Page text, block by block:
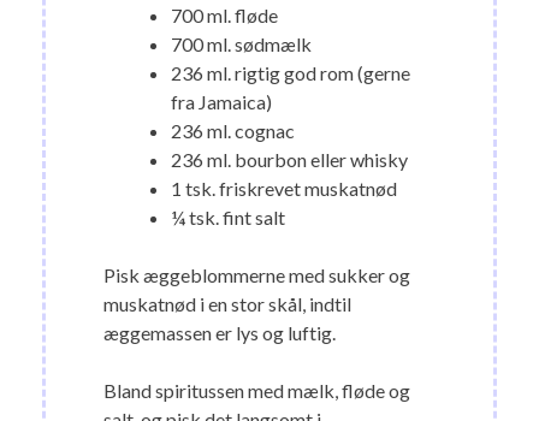
700 ml. fløde
700 ml. sødmælk
236 ml. rigtig god rom (gerne
fra Jamaica)
236 ml. cognac
236 ml. bourbon eller whisky
1 tsk. friskrevet muskatnød
¼ tsk. fint salt
Pisk æggeblommerne med sukker og
muskatnød i en stor skål, indtil
æggemassen er lys og luftig.
Bland spiritussen med mælk, fløde og